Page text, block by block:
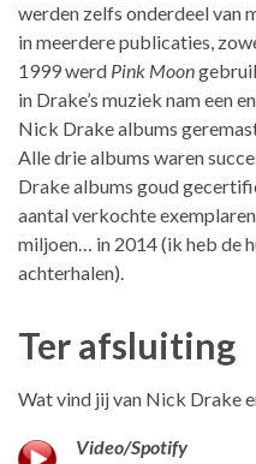
werden zelfs onderdeel van
in meerdere publicaties,
1999 werd Pink Moon
in Drake’s muziek nam een
Nick Drake albums
Alle drie albums waren
Drake albums goud
aantal verkochte
miljoen… in 2014 (ik heb de
achterhalen).
Ter afsluiting
Wat vind jij van Nick Drake
Video/Spotify